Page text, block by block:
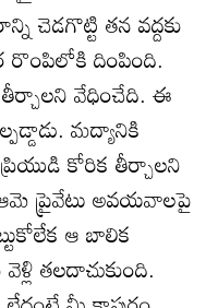
చెడగొట్టి తన వద్దకు
రొంపిలోకి దింపింది.
వేధించేది. ఈ
మద్యానికి
కోరిక తీర్చాలని
ప్రైవేటు అవయవాలపై
ఆ బాలిక
తలదాచుకుంది.